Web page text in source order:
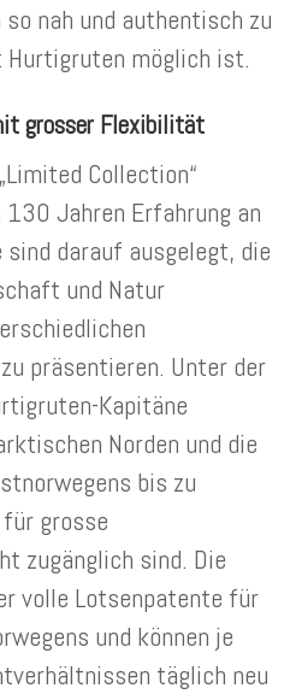
so nah und authentisch zu
Hurtigruten möglich ist.
grosser Flexibilität
Collection“
Jahren Erfahrung an
sind darauf ausgelegt, die
und Natur
präsentieren. Unter der
Kapitäne
Norden und die
bis zu
grosse
zugänglich sind. Die
volle Lotsenpatente für
und können je
täglich neu